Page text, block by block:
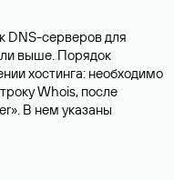
DNS-серверов для
выше. Порядок
хостинга: необходимо
Whois, после
В нем указаны